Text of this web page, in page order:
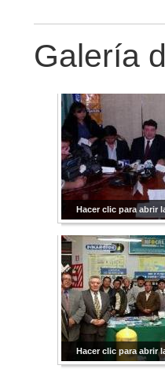
Galería
Hacer clic para abrir
Hacer clic para abrir